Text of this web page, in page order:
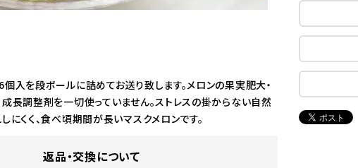
フラー ハンカチ
を段ボールに詰めてお送り致します。メロンの果実肥大・
長調整剤を一切使っていません。ストレスの掛からない自然
にくく、食べ頃期間が長いマスクメロンです。
返品・交換について